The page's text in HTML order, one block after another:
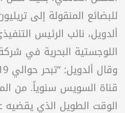
للبضائع المنقولة إلى
ألدويل، نائب الرئيس
قناة السويس سنوياً. من